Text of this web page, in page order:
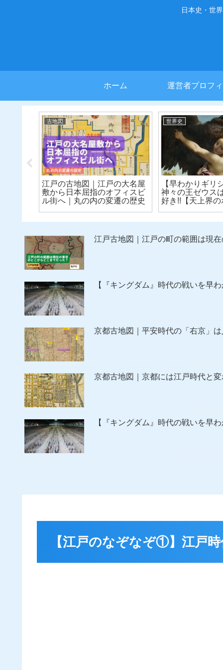
日本史・世
ホーム 運営者プロフ
古地図
江戸の古地図｜江戸の大名屋
敷から日本屈指のオフィスビ
ル街へ｜丸の内の変遷の歴史
世界史
【早わかりギ
神々の王ゼウス
好き!!【天上界
江戸古地図｜江戸の町の範囲は現
【『キングダム』時代の戦いを早
京都古地図｜平安時代の「右京」
京都古地図｜京都には江戸時代と
【『キングダム』時代の戦いを早
【江戸のなぞなぞ①】江戸